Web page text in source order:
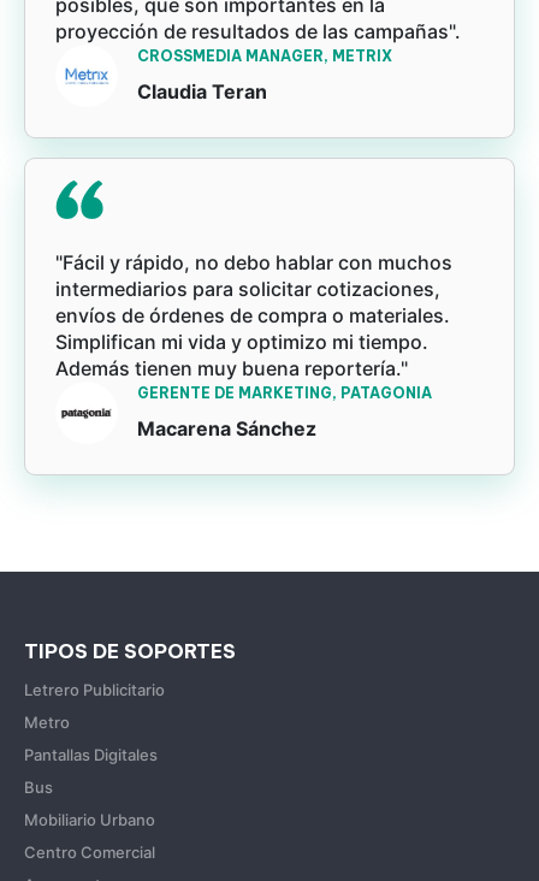
proyección de resultados de las campañas".
CROSSMEDIA MANAGER, METRIX
Claudia Teran
"Fácil y rápido, no debo hablar con muchos
intermediarios para solicitar cotizaciones,
envíos de órdenes de compra o materiales.
Simplifican mi vida y optimizo mi tiempo.
Además tienen muy buena reportería."
GERENTE DE MARKETING, PATAGONIA
Macarena Sánchez
TIPOS DE SOPORTES
Letrero Publicitario
Metro
Pantallas Digitales
Bus
Mobiliario Urbano
Centro Comercial